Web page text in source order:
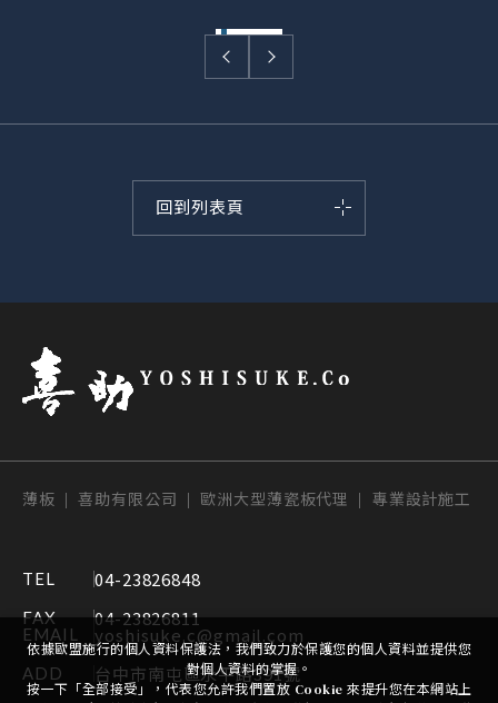
回到列表頁
薄板 | 喜助有限公司 | 歐洲大型薄瓷板代理 | 專業設計施工
TEL 04-23826848
FAX 04-23826811
EMAIL yoshisuke.c@gmail.com
ADD 台中市南屯區永平路391號
依據歐盟施行的個人資料保護法，我們致力於保護您的個人資料並提供您
對個人資料的掌握。
按一下「全部接受」，代表您允許我們置放 Cookie 來提升您在本網站上